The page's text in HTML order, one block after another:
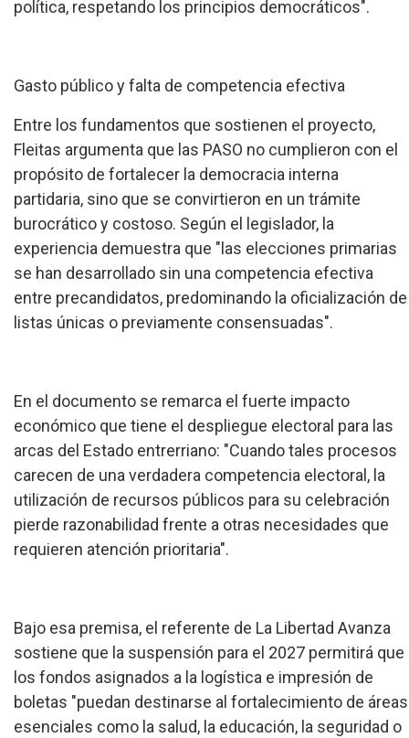
política, respetando los principios democráticos".
Gasto público y falta de competencia efectiva
Entre los fundamentos que sostienen el proyecto,
Fleitas argumenta que las PASO no cumplieron con el
propósito de fortalecer la democracia interna
partidaria, sino que se convirtieron en un trámite
burocrático y costoso. Según el legislador, la
experiencia demuestra que "las elecciones primarias
se han desarrollado sin una competencia efectiva
entre precandidatos, predominando la oficialización de
listas únicas o previamente consensuadas".
En el documento se remarca el fuerte impacto
económico que tiene el despliegue electoral para las
arcas del Estado entrerriano: "Cuando tales procesos
carecen de una verdadera competencia electoral, la
utilización de recursos públicos para su celebración
pierde razonabilidad frente a otras necesidades que
requieren atención prioritaria".
Bajo esa premisa, el referente de La Libertad Avanza
sostiene que la suspensión para el 2027 permitirá que
los fondos asignados a la logística e impresión de
boletas "puedan destinarse al fortalecimiento de áreas
esenciales como la salud, la educación, la seguridad o